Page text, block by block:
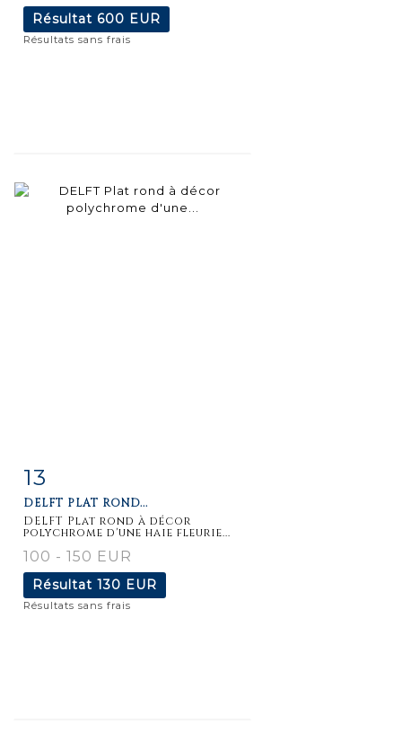
Résultat 600 EUR
Résultats sans frais
détaillée
13
DELFT PLAT ROND...
DELFT Plat rond à décor
polychrome d'une haie fleurie...
100 - 150 EUR
Résultat 130 EUR
Résultats sans frais